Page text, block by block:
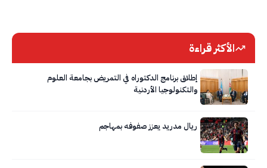
الأكثر قراءة
إطلاق برنامج الدكتوراه في التمريض بجامعة العلوم
والتكنولوجيا الأردنية
ريال مدريد يعزز صفوفه بمهاجم